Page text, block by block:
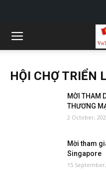
HỘI CHỢ TRIỂN
MỜI THAM
THƯƠNG
2 October,
Mời tham
Singapore
15